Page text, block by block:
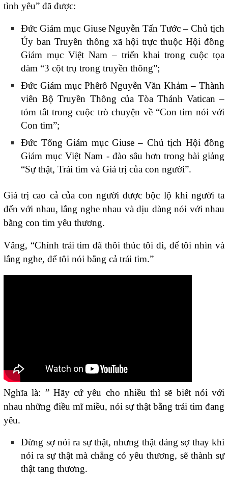
tình yêu” đã được:
Đức Giám mục Giuse Nguyễn Tấn Tước – Chủ tịch
Ủy ban Truyền thông xã hội trực thuộc Hội đồng
Giám mục Việt Nam – triển khai trong cuộc tọa
đàm “3 cột trụ trong truyền thông”;
Đức Giám mục Phêrô Nguyễn Văn Khảm – Thành
viên Bộ Truyền Thông của Tòa Thánh Vatican –
tóm tắt trong cuộc trò chuyện về “Con tim nói với
Con tim”;
Đức Tổng Giám mục Giuse – Chủ tịch Hội đồng
Giám mục Việt Nam ­- đào sâu hơn trong bài giảng
“Sự thật, Trái tim và Giá trị của con người”.
Giá trị cao cả của con người được bộc lộ khi người ta
đến với nhau, lắng nghe nhau và dịu dàng nói với nhau
bằng con tim yêu thương.
Vâng, “Chính trái tim đã thôi thúc tôi đi, để tôi nhìn và
lắng nghe, để tôi nói bằng cả trái tim.”
Nghĩa là: ” Hãy cứ yêu cho nhiều thì sẽ biết nói với
nhau những điều mĩ miều, nói sự thật bằng trái tim đang
yêu.
Đừng sợ nói ra sự thật, nhưng thật đáng sợ thay khi
nói ra sự thật mà chẳng có yêu thương, sẽ thành sự
thật tang thương.